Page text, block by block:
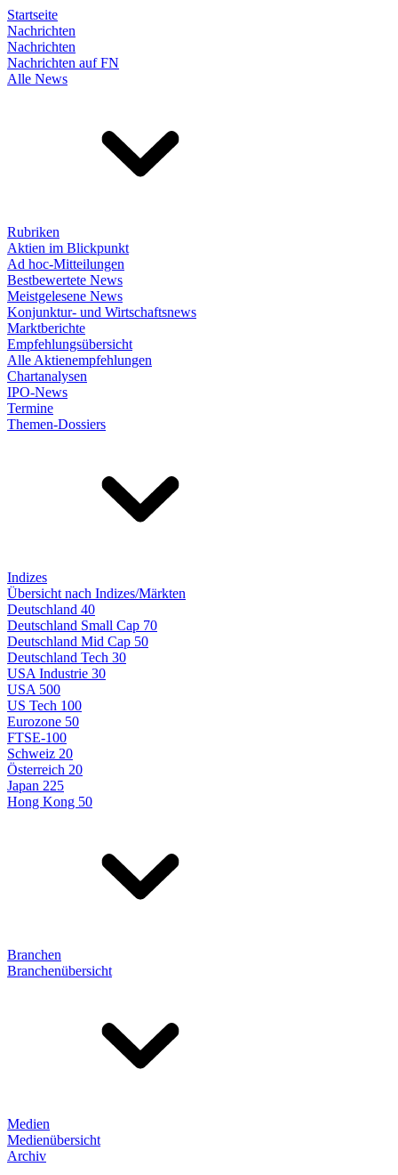
Startseite
Nachrichten
Nachrichten
Nachrichten auf FN
Alle News
Rubriken
Aktien im Blickpunkt
Ad hoc-Mitteilungen
Bestbewertete News
Meistgelesene News
Konjunktur- und Wirtschaftsnews
Marktberichte
Empfehlungsübersicht
Alle Aktienempfehlungen
Chartanalysen
IPO-News
Termine
Themen-Dossiers
Indizes
Übersicht nach Indizes/Märkten
Deutschland 40
Deutschland Small Cap 70
Deutschland Mid Cap 50
Deutschland Tech 30
USA Industrie 30
USA 500
US Tech 100
Eurozone 50
FTSE-100
Schweiz 20
Österreich 20
Japan 225
Hong Kong 50
Branchen
Branchenübersicht
Medien
Medienübersicht
Archiv